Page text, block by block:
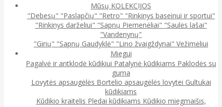
Mūsų KOLEKCIJOS
"Debesų" "Paslapčių" "Retro" "Rinkinys baseinui ir sportui"
"Rinkinys darželiui" "Sapnų Piemenėliai" "Saulės lašai"
"Vandenynų"
"Girių" "Sapnų Gaudyklė" "Lino žvaigždynai" Vežimėliui
Miegui
Pagalvė ir antklodė kūdikiui Patalynė kūdikiams Paklodės su
guma
Lovytės apsaugėlės Bortelio apsaugėlės lovytei Gultukai
kūdikiams
Kūdikio kraitelis Pledai kūdikiams Kūdikio miegmaišis,